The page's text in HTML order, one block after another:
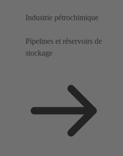
Industrie pétrochimique
Pipelines et réservoirs de
stockage